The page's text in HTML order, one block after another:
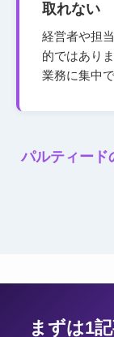
取れない
経営者や担
的ではあり
業務に集中で
パルティード
まずは1